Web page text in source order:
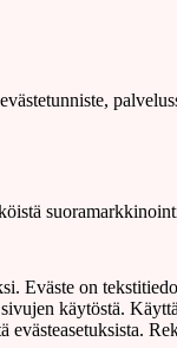
Eväste on
käytöstä.